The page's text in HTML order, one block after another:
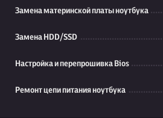
Замена материнской платы ноутбука
Замена HDD/SSD
Настройка и перепрошивка Bios
Ремонт цепи питания ноутбука